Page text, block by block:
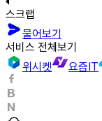
스크랩
물어보기
서비스 전체보기
위시켓
요즘IT